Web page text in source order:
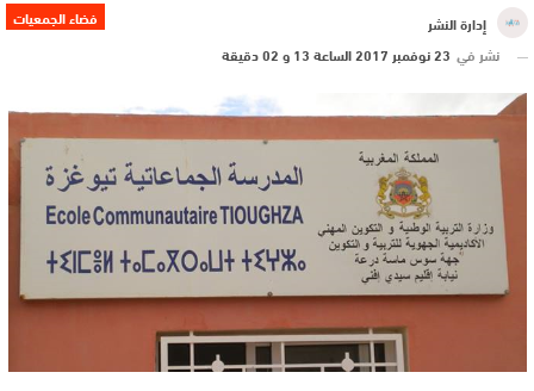
فضاء الجمعيات
إدارة النشر
نشر في 23 نوفمبر 2017 الساعة 13 و 02 دقيقة